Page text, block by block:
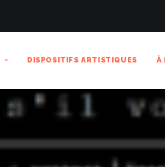
DISPOSITIFS ARTISTIQUES À